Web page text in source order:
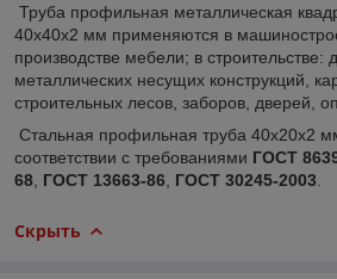
Труба профильная металлическая
40х40х2 мм применяются в
производстве мебели; в строительстве:
металлических несущих конструкций,
строительных лесов, заборов, дверей,
Стальная профильная труба 40х20х2
соответствии с требованиями ГОСТ
68 ГОСТ 13663-86 ГОСТ 30245-2003
Скрыть